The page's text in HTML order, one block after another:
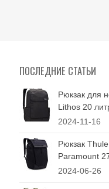
ПОСЛЕДНИЕ СТАТЬИ
Рюкзак для
Lithos 20
2024-11-16
Рюкзак
Paramount
2024-06-26